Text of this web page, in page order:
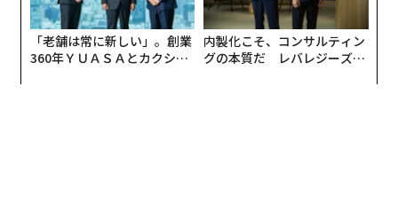
「老舗は常に新しい」。創業
360年ＹＵＡＳＡとカクシン
内製化こそ、コンサルティン
グの本質だ レバレジーズが